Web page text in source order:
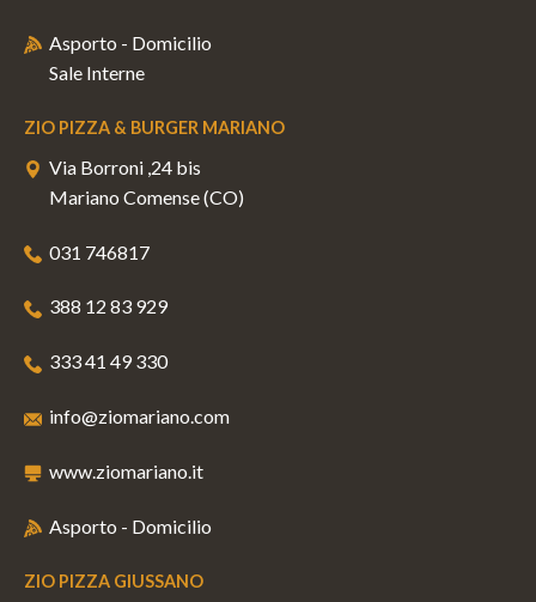
Asporto - Domicilio
Sale Interne
ZIO PIZZA & BURGER MARIANO
Via Borroni ,24 bis
Mariano Comense (CO)
031 746817
388 12 83 929
333 41 49 330
info@ziomariano.com
www.ziomariano.it
Asporto - Domicilio
ZIO PIZZA GIUSSANO